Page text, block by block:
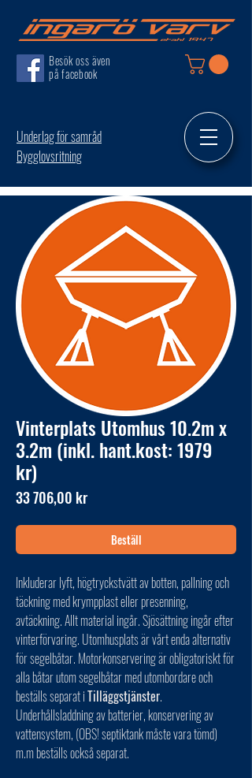
Besök oss även
på facebook
Underlag för samråd
Bygglovsritning
Vinterplats Utomhus 10.2m x
3.2m (inkl. hant.kost: 1979
kr)
33 706,00 krPris
Beställ
Inkluderar lyft, högtryckstvätt av botten, pallning och
täckning med krympplast eller presenning,
avtäckning. Allt material ingår. Sjösättning ingår efter
vinterförvaring. Utomhusplats är vårt enda alternativ
för segelbåtar. Motorkonservering är obligatoriskt för
alla båtar utom segelbåtar med utombordare och
beställs separat iTilläggstjänster.
Underhållsladdning av batterier, konservering av
vattensystem, (OBS! septiktank måste vara tömd)
m.m beställs också separat.